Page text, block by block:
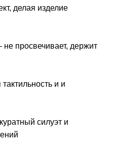
делая изделие
просвечивает, держит
и и
силуэт и